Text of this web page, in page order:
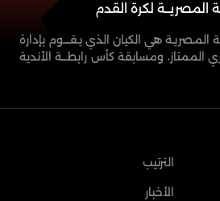
المصريــة لكرة القدم
المـصريـة هي الكيان الذي يـقــــوم بإدارة
الممتاز، ومسابقة كأس رابطـــة الأندية
الترتيب
الأخبار